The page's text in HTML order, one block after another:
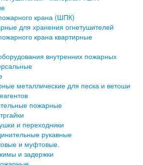
крана (ШПК)
для хранения огнетушителей
крана квартирные
внутренних пожарных
металлические для песка и ветоши
пожарные
и переходники
рукавные
и муфтовые.
и задержки